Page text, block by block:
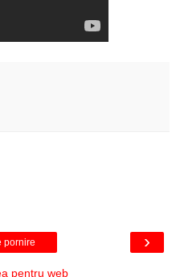
›
pornire
pentru web